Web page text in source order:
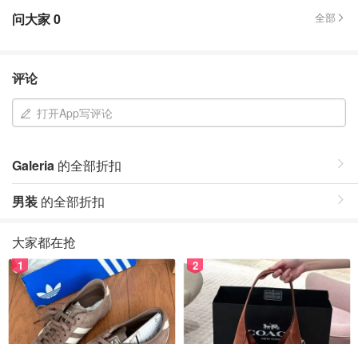
问大家0 全部
评论
打开App写评论
Galeria 的全部折扣
男装 的全部折扣
大家都在抢
1 2